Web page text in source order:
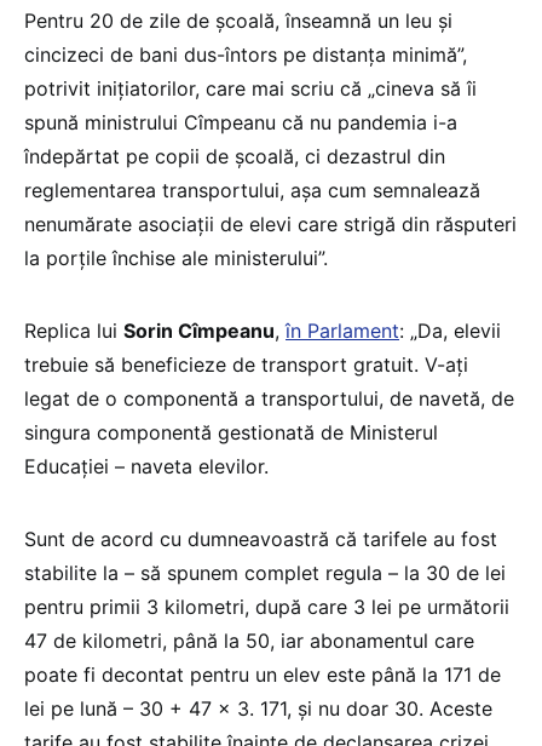
Pentru 20 de zile de şcoală, înseamnă un leu şi
cincizeci de bani dus-întors pe distanța minimă”,
potrivit inițiatorilor, care mai scriu că „cineva să îi
spună ministrului Cîmpeanu că nu pandemia i-a
îndepărtat pe copii de școală, ci dezastrul din
reglementarea transportului, așa cum semnalează
nenumărate asociații de elevi care strigă din răsputeri
la porțile închise ale ministerului”.
Replica lui Sorin Cîmpeanu,în Parlament: „Da, elevii
trebuie să beneficieze de transport gratuit. V-aţi
legat de o componentă a transportului, de navetă, de
singura componentă gestionată de Ministerul
Educaţiei – naveta elevilor.
Sunt de acord cu dumneavoastră că tarifele au fost
stabilite la – să spunem complet regula – la 30 de lei
pentru primii 3 kilometri, după care 3 lei pe următorii
47 de kilometri, până la 50, iar abonamentul care
poate fi decontat pentru un elev este până la 171 de
lei pe lună – 30 + 47 x 3. 171, şi nu doar 30. Aceste